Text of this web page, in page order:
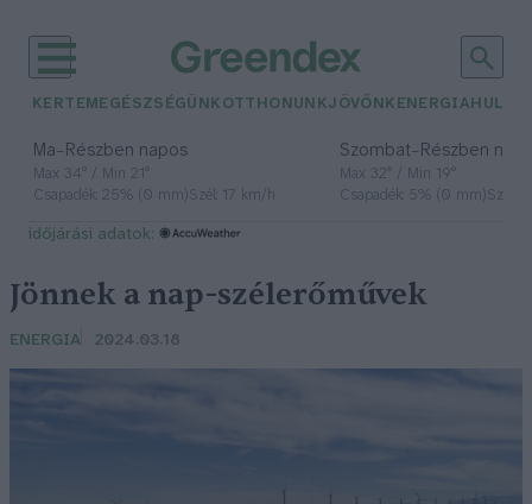
KERTEM EGÉSZSÉGÜNK OTTHONUNKJÖVŐNK ENERGIA
Ma– Részben napos
Max 34° / Min 21°
Csapadék: 25% (0 mm)Szél: 17 km/h
Szombat– Részben
Max 32° / Min 19°
Csapadék: 5% (0 mm)Szél:
időjárási adatok:
Jönnek a nap-szélerőművek
ENERGIA 2024.03.18